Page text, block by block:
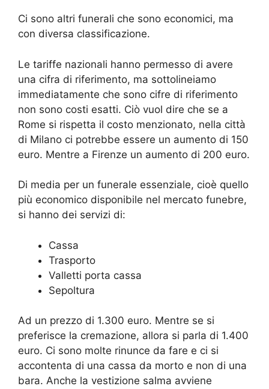
Ci sono altri funerali che sono economici, ma
con diversa classificazione.
Le tariffe nazionali hanno permesso di avere
una cifra di riferimento, ma sottolineiamo
immediatamente che sono cifre di riferimento
non sono costi esatti. Ciò vuol dire che se a
Rome si rispetta il costo menzionato, nella città
di Milano ci potrebbe essere un aumento di 150
euro. Mentre a Firenze un aumento di 200 euro.
Di media per un funerale essenziale, cioè quello
più economico disponibile nel mercato funebre,
si hanno dei servizi di:
Cassa
Trasporto
Valletti porta cassa
Sepoltura
Ad un prezzo di 1.300 euro. Mentre se si
preferisce la cremazione, allora si parla di 1.400
euro. Ci sono molte rinunce da fare e ci si
accontenta di una cassa da morto e non di una
bara. Anche la vestizione salma avviene